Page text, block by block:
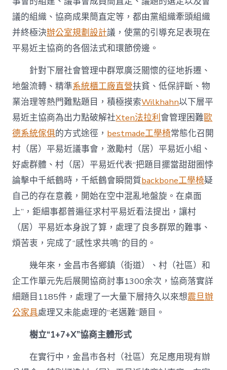
議的組織、協商成果簡直定等，都由黨組織牽頭組織
并終極決辦公室規劃設計議，使黨的引導充足表現在
平易近主協商的各個法式和環節傍邊。
針對下層社會管理中群眾廣泛關懷的征地拆遷、
地盤流轉、精準系統櫃工廠直營扶貧、低保評斷、物
業治理等熱門難點題目，積極摸索Wilkhahn以下層平
易近主協商為出力點破解社Xten法拉利會管理困難歐
德系統傢俱的方式途徑， bestmade工學椅常態化召開
村（居）平易近議事會，激勵村（居）平易近小組、
好處群體、村（居）平易近代表“把題目擺當甜甜圈悖
論擊中千紙鶴時，千紙鶴會瞬間質backbone工學椅疑
自己的存在意義，開始在空中混亂地盤旋。在桌面
上”，鉅細事都普遍征求村平易近看法提出，讓村
（居）平易近本身說了算，處理了良多群眾的難事、
煩苦衷，完成了“感性求共鳴”的目的。
幾年來，金昌市各鄉鎮（街道）、村（社區）和
企工作單元先后展開協商討事1300余次，協商落實詳
細題目1185件，處理了一大量下層持久以來想震旦辦
公家具處理又未能處理的“老邁難”題目。
樹立“1+7+X”協商主體形式
在實行中，金昌市各村（社區）充足應用現有辦